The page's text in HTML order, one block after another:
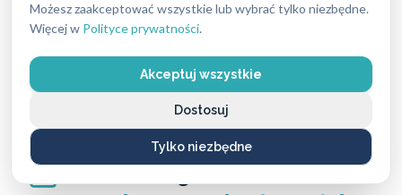
Możesz zaakceptować wszystkie lub wybrać tylko niezbędne.
Więcej w Polityce prywatności.
Akceptuj wszystkie
Tylko niezbędne
Dostosuj
niespodzianki przy rozliczeniu. Przejrzyste zasady
finansowe oraz różne metody płatności
zapewniają klientom bezpieczeństwo i wygodę na
każdym etapie realizacji usługi.
Cennik usług ślusarskichi